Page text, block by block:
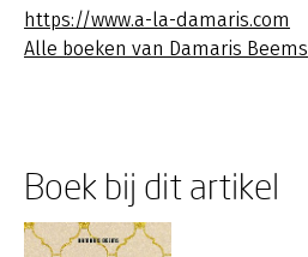
https://www.a-la-damaris.com
Alle boeken van Damaris Beems
Boek bij dit artikel